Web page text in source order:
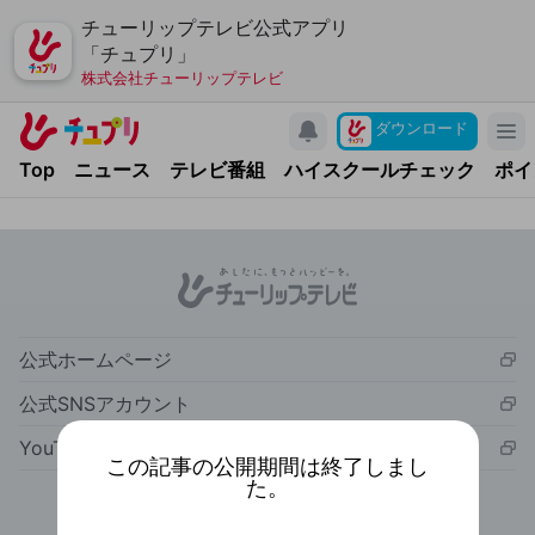
チューリップテレビ公式アプリ
「チュプリ」
株式会社チューリップテレビ
キャンペーン
アプリについて
お問い合わせ
個人情報の取り扱いについて
YouTubeチャンネル
ダウンロード
Top ニュース テレビ番組 ハイスクールチェック ポ
公式ホームページ
公式SNSアカウント
YouTubeチャンネル
この記事の公開期間は終了しまし
た。